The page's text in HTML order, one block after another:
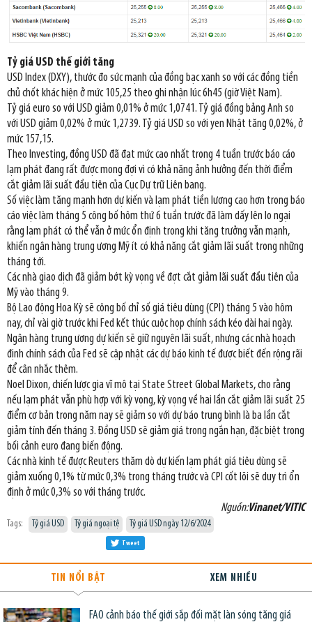
Tỷ giá USD thế giới tăng
USD Index (DXY), thước đo sức mạnh của đồng bạc xanh so với các đồng tiền
chủ chốt khác hiện ở mức 105,25 theo ghi nhận lúc 6h45 (giờ Việt Nam).
Tỷ giá euro so với USD giảm 0,01% ở mức 1,0741. Tỷ giá đồng bảng Anh so
với USD giảm 0,02% ở mức 1,2739. Tỷ giá USD so với yen Nhật tăng 0,02%, ở
mức 157,15.
Theo Investing, đồng USD đã đạt mức cao nhất trong 4 tuần trước báo cáo
lạm phát đang rất được mong đợi vì có khả năng ảnh hưởng đến thời điểm
cắt giảm lãi suất đầu tiên của Cục Dự trữ Liên bang.
Số việc làm tăng mạnh hơn dự kiến và lạm phát tiền lương cao hơn trong báo
cáo việc làm tháng 5 công bố hôm thứ 6 tuần trước đã làm dấy lên lo ngại
rằng lạm phát có thể vẫn ở mức ổn định trong khi tăng trưởng vẫn mạnh,
khiến ngân hàng trung ương Mỹ ít có khả năng cắt giảm lãi suất trong những
tháng tới.
Các nhà giao dịch đã giảm bớt kỳ vọng về đợt cắt giảm lãi suất đầu tiên của
Mỹ vào tháng 9.
Bộ Lao động Hoa Kỳ sẽ công bố chỉ số giá tiêu dùng (CPI) tháng 5 vào hôm
nay, chỉ vài giờ trước khi Fed kết thúc cuộc họp chính sách kéo dài hai ngày.
Ngân hàng trung ương dự kiến sẽ giữ nguyên lãi suất, nhưng các nhà hoạch
định chính sách của Fed sẽ cập nhật các dự báo kinh tế được biết đến rộng rãi
để cân nhắc thêm.
Noel Dixon, chiến lược gia vĩ mô tại State Street Global Markets, cho rằng
nếu lạm phát vẫn phù hợp với kỳ vọng, kỳ vọng về hai lần cắt giảm lãi suất 25
điểm cơ bản trong năm nay sẽ giảm so với dự báo trung bình là ba lần cắt
giảm tính đến tháng 3. Đồng USD sẽ giảm giá trong ngắn hạn, đặc biệt trong
bối cảnh euro đang biến động.
Các nhà kinh tế được Reuters thăm dò dự kiến lạm phát giá tiêu dùng sẽ
giảm xuống 0,1% từ mức 0,3% trong tháng trước và CPI cốt lõi sẽ duy trì ổn
định ở mức 0,3% so với tháng trước.
Nguồn:Vinanet/VITIC
Tags: Tỷ giá USD Tỷ giá ngoại tệ Tỷ giá USD ngày 12/6/2024
Tweet
TIN NỔI BẬT XEM NHIỀU
FAO cảnh báo thế giới sắp đối mặt làn sóng tăng giá